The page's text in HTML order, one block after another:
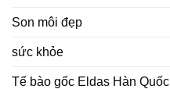
Son môi đẹp
sức khỏe
Tế bào gốc Eldas Hàn Quốc